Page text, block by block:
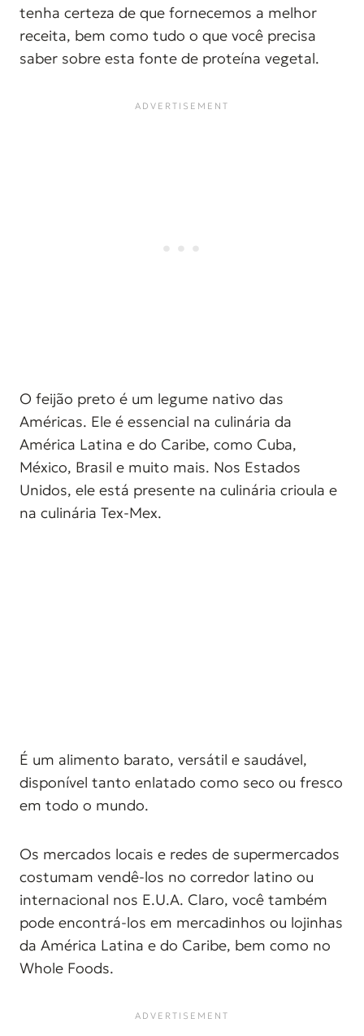
tenha certeza de que fornecemos a melhor
receita, bem como tudo o que você precisa
saber sobre esta fonte de proteína vegetal.
O feijão preto é um legume nativo das
Américas. Ele é essencial na culinária da
América Latina e do Caribe, como Cuba,
México, Brasil e muito mais. Nos Estados
Unidos, ele está presente na culinária crioula e
na culinária Tex-Mex.
É um alimento barato, versátil e saudável,
disponível tanto enlatado como seco ou fresco
em todo o mundo.
Os mercados locais e redes de supermercados
costumam vendê-los no corredor latino ou
internacional nos E.U.A. Claro, você também
pode encontrá-los em mercadinhos ou lojinhas
da América Latina e do Caribe, bem como no
Whole Foods.